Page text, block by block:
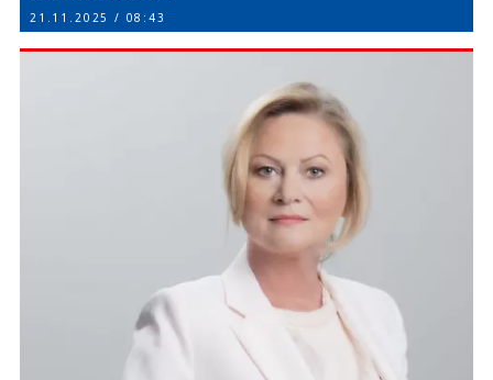
21.11.2025 / 08:43